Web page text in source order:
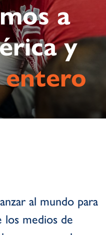
a
y
al mundo para
los medios de